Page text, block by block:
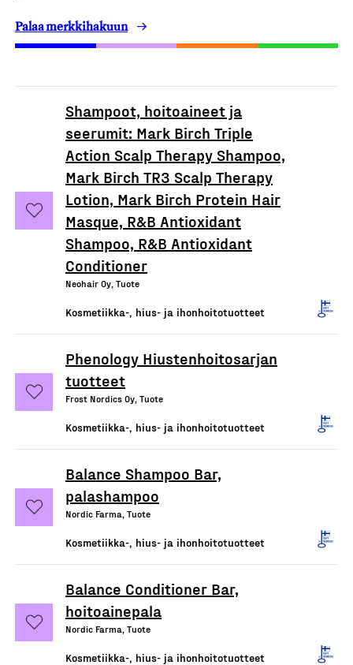
Palaa merkkihakuun
Shampoot, hoitoaineet ja
seerumit: Mark Birch Triple
Action Scalp Therapy Shampoo,
Mark Birch TR3 Scalp Therapy
Lotion, Mark Birch Protein Hair
Masque, R&B Antioxidant
Shampoo, R&B Antioxidant
Conditioner
Neohair Oy, Tuote
Kosmetiikka-, hius- ja ihonhoitotuotteet
Phenology Hiustenhoitosarjan
tuotteet
Frost Nordics Oy, Tuote
Kosmetiikka-, hius- ja ihonhoitotuotteet
Balance Shampoo Bar,
palashampoo
Nordic Farma, Tuote
Kosmetiikka-, hius- ja ihonhoitotuotteet
Balance Conditioner Bar,
hoitoainepala
Nordic Farma, Tuote
Kosmetiikka-, hius- ja ihonhoitotuotteet